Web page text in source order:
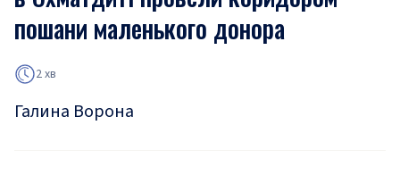
пошани маленького донора
2 хв
Галина Ворона